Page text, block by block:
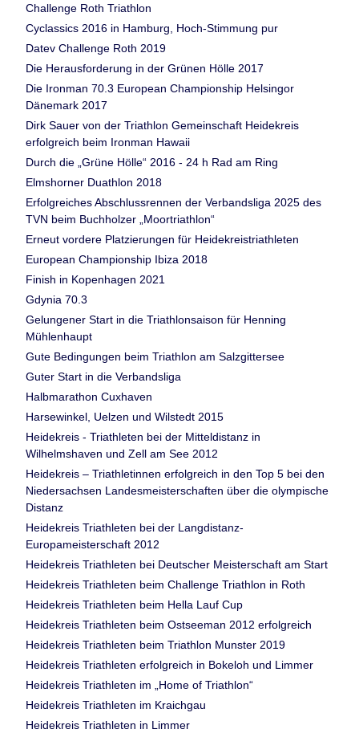
Challenge Roth Triathlon
Cyclassics 2016 in Hamburg, Hoch-Stimmung pur
Datev Challenge Roth 2019
Die Herausforderung in der Grünen Hölle 2017
Die Ironman 70.3 European Championship Helsingor
Dänemark 2017
Dirk Sauer von der Triathlon Gemeinschaft Heidekreis
erfolgreich beim Ironman Hawaii
Durch die „Grüne Hölle“ 2016 - 24 h Rad am Ring
Elmshorner Duathlon 2018
Erfolgreiches Abschlussrennen der Verbandsliga 2025 des
TVN beim Buchholzer „Moortriathlon“
Erneut vordere Platzierungen für Heidekreistriathleten
European Championship Ibiza 2018
Finish in Kopenhagen 2021
Gdynia 70.3
Gelungener Start in die Triathlonsaison für Henning
Mühlenhaupt
Gute Bedingungen beim Triathlon am Salzgittersee
Guter Start in die Verbandsliga
Halbmarathon Cuxhaven
Harsewinkel, Uelzen und Wilstedt 2015
Heidekreis - Triathleten bei der Mitteldistanz in
Wilhelmshaven und Zell am See 2012
Heidekreis – Triathletinnen erfolgreich in den Top 5 bei den
Niedersachsen Landesmeisterschaften über die olympische
Distanz
Heidekreis Triathleten bei der Langdistanz-
Europameisterschaft 2012
Heidekreis Triathleten bei Deutscher Meisterschaft am Start
Heidekreis Triathleten beim Challenge Triathlon in Roth
Heidekreis Triathleten beim Hella Lauf Cup
Heidekreis Triathleten beim Ostseeman 2012 erfolgreich
Heidekreis Triathleten beim Triathlon Munster 2019
Heidekreis Triathleten erfolgreich in Bokeloh und Limmer
Heidekreis Triathleten im „Home of Triathlon“
Heidekreis Triathleten im Kraichgau
Heidekreis Triathleten in Limmer